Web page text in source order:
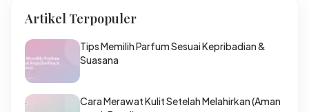
Artikel Terpopuler
Tips Memilih Parfum Sesuai Kepribadian &
Suasana
Cara Merawat Kulit Setelah Melahirkan (Aman